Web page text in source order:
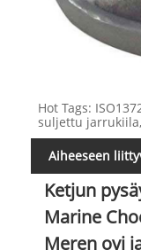
Hot Tags:
suljettu
Aiheeseen
Ketjun
Marine
Meren ovi